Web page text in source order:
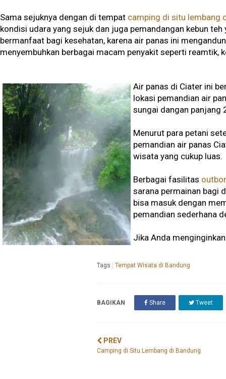
Sama sejuknya dengan di tempat camping di situ lembang
kondisi udara yang sejuk dan juga pemandangan kebun
bermanfaat bagi kesehatan, karena air panas ini
menyembuhkan berbagai macam penyakit seperti reamtik,
Air panas di Ciater ini
lokasi pemandian air
sungai dangan panjang
Menurut para petani
pemandian air panas
wisata yang cukup luas.
Berbagai fasilitas
sarana permainan bagi
bisa masuk dengan
pemandian sederhana
Jika Anda
Tags : Tempat Wisata di Bandung
BAGIKAN Share Tweet
PREV
Camping di Situ Lembang di Bandung